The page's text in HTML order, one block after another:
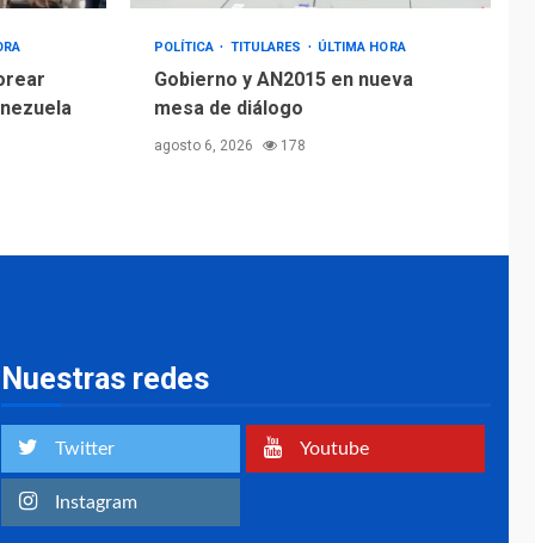
POLÍTICA TITULARES ÚLTIMA HORA
Gobierno y AN2015 en nueva
mesa de diálogo
agosto 6, 2026 178
Nuestras redes
Twitter Youtube
Instagram